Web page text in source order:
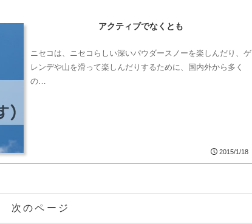
アクティブでなくとも
ニセコは、ニセコらしい深いパウダースノーを楽しんだり、ゲ
レンデや山を滑って楽しんだりするために、国内外から多く
の…
2015/1/18
次のページ